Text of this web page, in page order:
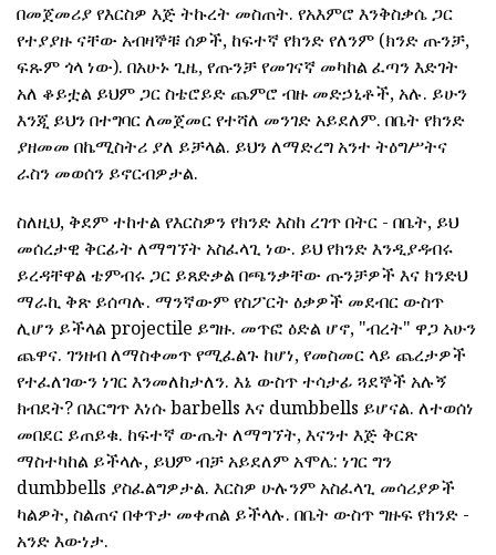
በመጀመሪያ የእርስዎ እጅ ትኩረት መስጠት. የአእምሮ እንቅስቃሴ ጋር
የተያያዙ ናቸው አብዛኞቹ ሰዎች, ከፍተኛ የክንድ የለንም (ክንድ ጡንቻ,
ፍጹም ጎላ ነው). በአሁኑ ጊዜ, የጡንቻ የመገናኛ መካከል ፈጣን እድገት
አለ ቆይቷል ይህም ጋር ስቴሮይድ ጨምሮ ብዙ መድኃኒቶች, አሉ. ይሁን
እንጂ ይህን በተግባር ለመጀመር የተሻለ መንገድ አይደለም. በቤት የክንድ
ያዘመመ በኬሚስትሪ ያለ ይቻላል. ይህን ለማድረግ አንተ ትዕግሥትና
ራስን መወሰን ይኖርብዎታል.
ስለዚህ, ቅደም ተከተል የእርስዎን የክንድ እስከ ረገጥ በትር - በቤት, ይህ
መሰረታዊ ቅርፊት ለማግኘት አስፈላጊ ነው. ይህ የክንድ እንዲያዳብሩ
ይረዳቸዋል ቴምብሩ ጋር ይጸድቃል በጫንቃቸው ጡንቻዎች እና ክንድህ
ማራኪ ቅጽ ይሰጣሉ. ማንኛውም የስፖርት ዕቃዎች መደብር ውስጥ
ሊሆን ይችላል projectile ይግዙ. መጥፎ ዕድል ሆኖ, "ብረት" ዋጋ አሁን
ጨዋና. ገንዘብ ለማስቀመጥ የሚፈልጉ ከሆነ, የመስመር ላይ ጨረታዎች
የተፈለገውን ነገር እንመለከታለን. እኔ ውስጥ ተሳታፊ ጓደኞች አሉኝ
ክብደት? በእርግጥ እነሱ barbells እና dumbbells ይሆናል. ለተወሰነ
መበደር ይጠይቁ. ከፍተኛ ውጤት ለማግኘት, እናንተ እጅ ቅርጽ
ማስተካከል ይችላሉ, ይህም ብቻ አይደለም አሞሌ: ነገር ግን
dumbbells ያስፈልግዎታል. እርስዎ ሁሉንም አስፈላጊ መሳሪያዎች
ካልዎት, ስልጠና በቀጥታ መቀጠል ይችላሉ. በቤት ውስጥ ግዙፍ የክንድ -
አንድ እውነታ.